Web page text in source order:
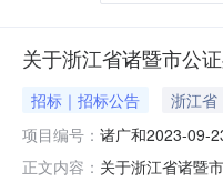
关于浙江省诸暨市公
招标｜招标公告
浙江省
项目编号： 诸广和2023-09-
正文内容： 关于浙江省诸暨